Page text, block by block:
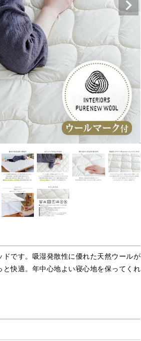
です。吸湿発散性に優れた天然ウールが
快適。年中心地よい寝心地を保ってくれ